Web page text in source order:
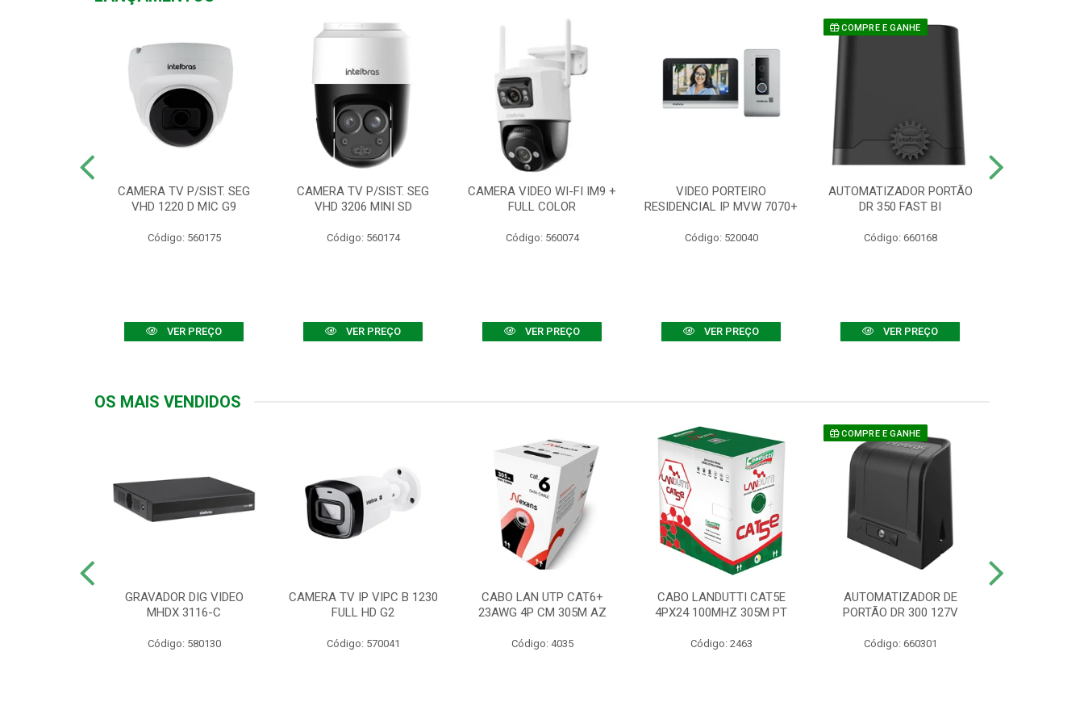
CAMERA TV P/SIST. SEG
VHD 1220 D MIC G9
Código: 560175
VER PREÇO
CAMERA TV P/SIST. SEG
VHD 3206 MINI SD
Código: 560174
VER PREÇO
CAMERA VIDEO WI-FI IM9 +
FULL COLOR
Código: 560074
VER PREÇO
VIDEO PORTEIRO
RESIDENCIAL IP MVW 7070+
Código: 520040
VER PREÇO
COMPRE E GANHE
AUTOMATIZADOR PORTÃO
DR 350 FAST BI
Código: 660168
VER PREÇO
OS MAIS VENDIDOS
GRAVADOR DIG VIDEO
MHDX 3116-C
Código: 580130
CAMERA TV IP VIPC B 1230
FULL HD G2
Código: 570041
CABO LAN UTP CAT6+
23AWG 4P CM 305M AZ
Código: 4035
CABO LANDUTTI CAT5E
4PX24 100MHZ 305M PT
Código: 2463
COMPRE E GANHE
AUTOMATIZADOR DE
PORTÃO DR 300 127V
Código: 660301